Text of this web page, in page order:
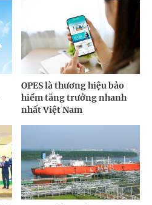
OPES là thương hiệu bảo
hiểm tăng trưởng nhanh
nhất Việt Nam